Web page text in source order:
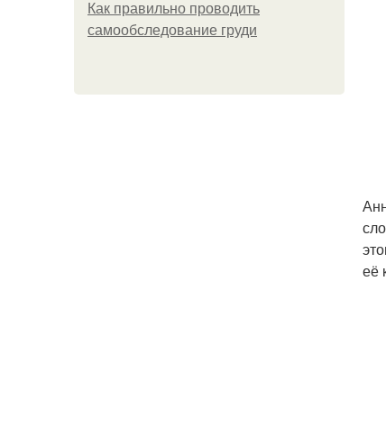
Как правильно проводить
самообследование груди
её